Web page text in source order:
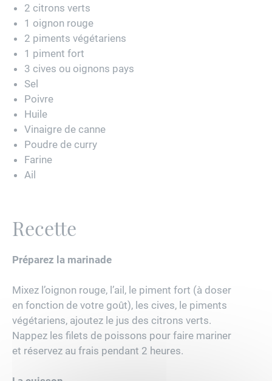
2 citrons verts
1 oignon rouge
2 piments végétariens
1 piment fort
3 cives ou oignons pays
Sel
Poivre
Huile
Vinaigre de canne
Poudre de curry
Farine
Ail
Recette
Préparez la marinade
Mixez l’oignon rouge, l’ail, le piment fort (à doser
en fonction de votre goût), les cives, le piments
végétariens, ajoutez le jus des citrons verts.
Nappez les filets de poissons pour faire mariner
et réservez au frais pendant 2 heures.